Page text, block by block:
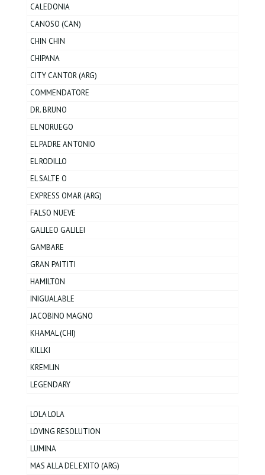
CALEDONIA
CANOSO (CAN)
CHIN CHIN
CHIPANA
CITY CANTOR (ARG)
COMMENDATORE
DR. BRUNO
EL NORUEGO
EL PADRE ANTONIO
EL RODILLO
EL SALTE O
EXPRESS OMAR (ARG)
FALSO NUEVE
GALILEO GALILEI
GAMBARE
GRAN PAITITI
HAMILTON
INIGUALABLE
JACOBINO MAGNO
KHAMAL (CHI)
KILLKI
KREMLIN
LEGENDARY
LOLA LOLA
LOVING RESOLUTION
LUMINA
MAS ALLA DEL EXITO (ARG)